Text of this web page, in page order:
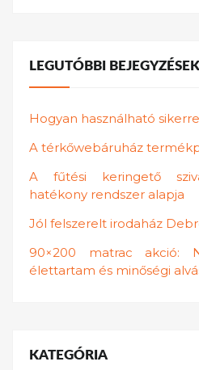
LEGUTÓBBI BEJEGYZÉSEK
Hogyan használható
A térkőwebáruház
A fűtési keringető
hatékony rendszer alapja
Jól felszerelt irodaház
90×200 matrac akció:
élettartam és minőségi
KATEGÓRIA